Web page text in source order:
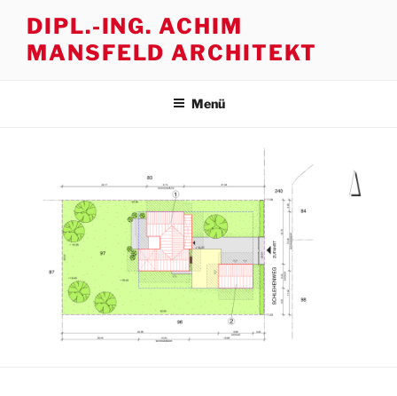
Inhalt
springen
DIPL.-ING. ACHIM
MANSFELD ARCHITEKT
Menü